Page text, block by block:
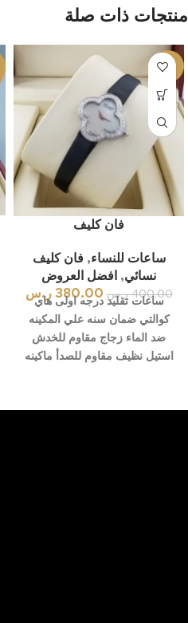
منتجات ذات صلة
-5%
فان كليف
ساعات للنساء,فان كليف
نسائي, افضل العروض
400.00 ر.س 380.00 ر.س
ساعات تقليد درجه اولى هاي
كوالتي ضمان سنه علي المكينه
ضد الماء زجاج مقاوم للخدش
استيل نظيف مقاوم للصدأ ماكينه